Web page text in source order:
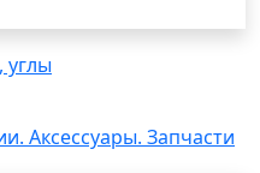
углы
Аксессуары. Запчасти